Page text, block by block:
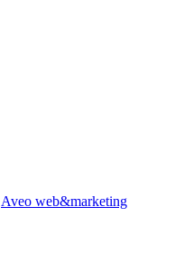
Aveo web&marketing